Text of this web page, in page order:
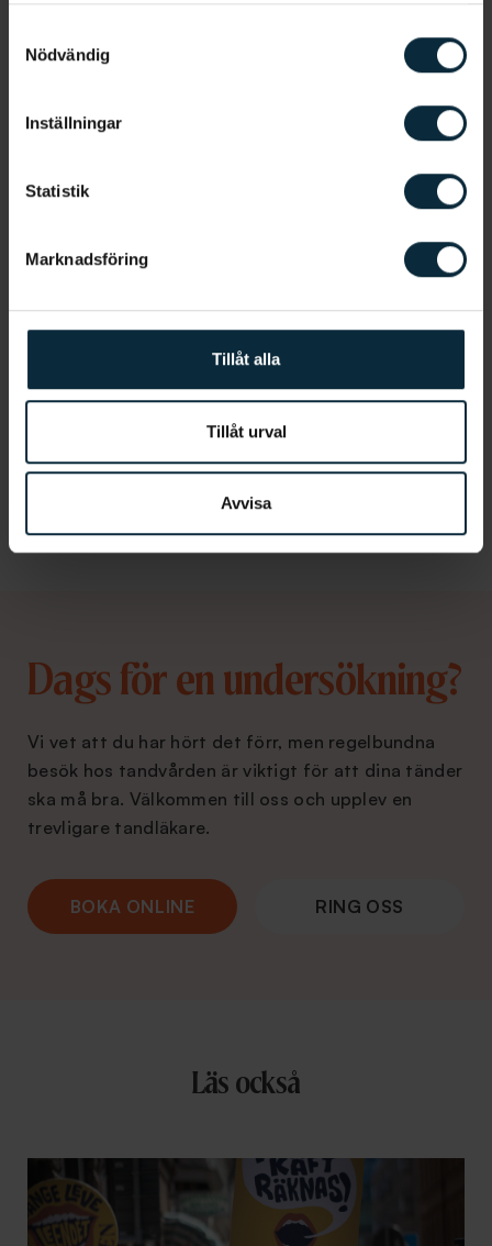
Nödvändig
Inställningar
Statistik
Marknadsföring
Tillåt alla
Tillåt urval
Avvisa
Mer om tänder
Tandläkare i Stockholm
Tandläkare i Göteborg
Dags för en undersökning?
Vi vet att du har hört det förr, men regelbundna
besök hos tandvården är viktigt för att dina tänder
ska må bra. Välkommen till oss och upplev en
trevligare tandläkare.
BOKA ONLINE RING OSS
Läs också